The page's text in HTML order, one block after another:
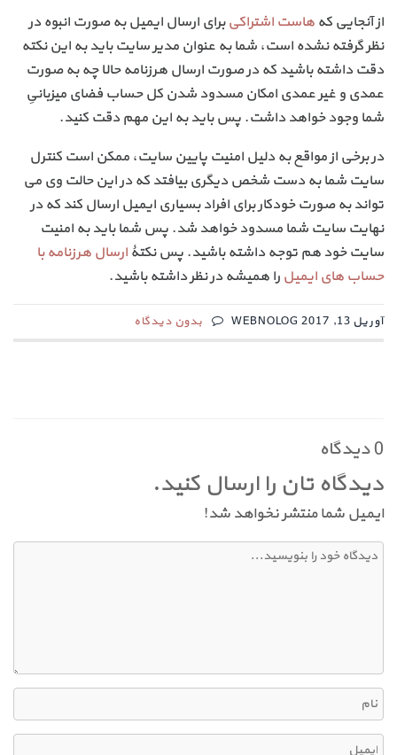
از آنجایی که هاست اشتراکیبرای ارسال ایمیل به صورت انبوه در
نظر گرفته نشده است، شما به عنوان مدیر سایت باید به این نکته
دقت داشته باشید که در صورت ارسال هرزنامه حالا چه به صورت
عمدی و غیر عمدی امکان مسدود شدن کل حساب فضای میزبانیِ
شما وجود خواهد داشت. پس باید به این مهم دقت کنید.
در برخی از مواقع به دلیل امنیت پایین سایت، ممکن است کنترل
سایت شما به دست شخص دیگری بیافتد که در این حالت وی می
تواند به صورت خودکار برای افراد بسیاری ایمیل ارسال کند که در
نهایت سایت شما مسدود خواهد شد. پس شما باید به امنیت
سایت خود هم توجه داشته باشید. پس نکتۀ ارسال هرزنامه با
حساب های ایمیل را همیشه در نظر داشته باشید.
آوریل 13, 2017 WEBNOLOG بدون دیدگاه
0 دیدگاه
دیدگاه تان را ارسال کنید.
ایمیل شما منتشر نخواهد شد!